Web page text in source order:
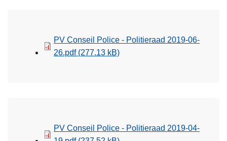
PV Conseil Police - Politieraad 2019-06-
26.pdf (277.13 kB)
PV Conseil Police - Politieraad 2019-04-